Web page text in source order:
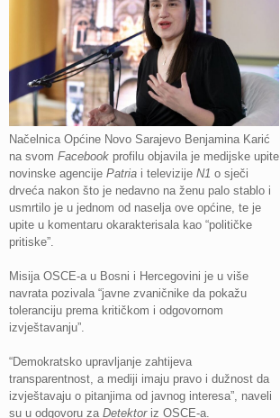
Načelnica Općine Novo Sarajevo Benjamina Karić
na svom Facebook profilu objavila je medijske upite
novinske agencije Patria i televizije N1 o sječi
drveća nakon što je nedavno na ženu palo stablo i
usmrtilo je u jednom od naselja ove općine, te je
upite u komentaru okarakterisala kao “političke
pritiske”.
Misija OSCE-a u Bosni i Hercegovini je u više
navrata pozivala “javne zvaničnike da pokažu
toleranciju prema kritičkom i odgovornom
izvještavanju”.
“Demokratsko upravljanje zahtijeva
transparentnost, a mediji imaju pravo i dužnost da
izvještavaju o pitanjima od javnog interesa”, naveli
su u odgovoru za Detektor iz OSCE-a.